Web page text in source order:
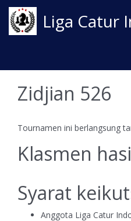
Liga Catur
Zidjian 526
Tournamen ini berlangsung
Klasmen
Syarat
Anggota Liga Catur